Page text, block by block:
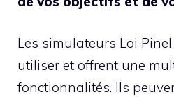
Les simulateurs Loi
utiliser et offrent une
fonctionnalités. Ils